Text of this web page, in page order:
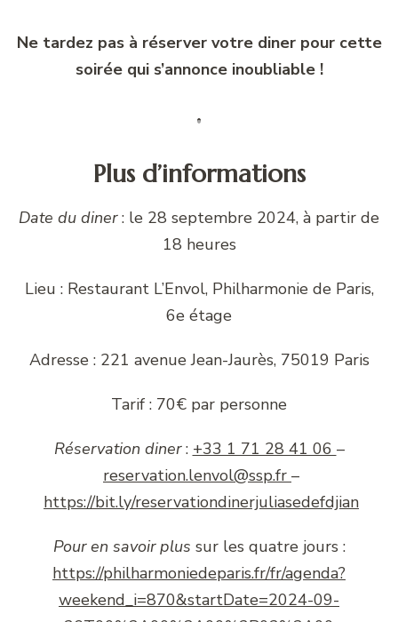
Ne tardez pas à réserver votre diner pour cette
soirée qui s’annonce inoubliable !
Plus d’informations
Date du diner: le 28 septembre 2024, à partir de
18 heures
Lieu : Restaurant L’Envol, Philharmonie de Paris,
6e étage
Adresse : 221 avenue Jean-Jaurès, 75019 Paris
Tarif : 70€ par personne
Réservation diner: +33 1 71 28 41 06 –
reservation.lenvol@ssp.fr –
https://bit.ly/reservationdinerjuliasedefdjian
Pour en savoir plus sur les quatre jours :
https://philharmoniedeparis.fr/fr/agenda?
weekend_i=870&startDate=2024-09-